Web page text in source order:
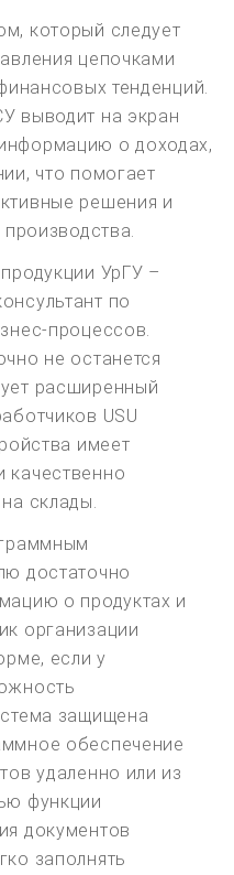
который следует
цепочками
тенденций.
выводит на экран
о доходах,
что помогает
решения и
производства.
УрГУ –
по
процессов.
не останется
расширенный
USU
имеет
качественно
склады.
достаточно
о продуктах и
организации
если у
защищена
обеспечение
удаленно или из
функции
документов
заполнять